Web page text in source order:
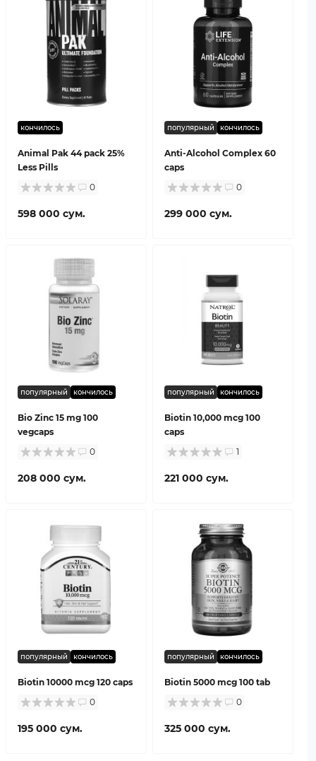
кончилось
Animal Pak 44 pack 25%
Less Pills
0
598 000 сум.
популярный кончилось
Anti-Alcohol Complex 60
caps
0
299 000 сум.
популярный кончилось
Bio Zinc 15 mg 100
vegcaps
0
208 000 сум.
популярный кончилось
Biotin 10,000 mcg 100
caps
1
221 000 сум.
популярный кончилось
Biotin 10000 mcg 120 caps
0
195 000 сум.
популярный кончилось
Biotin 5000 mcg 100 tab
0
325 000 сум.